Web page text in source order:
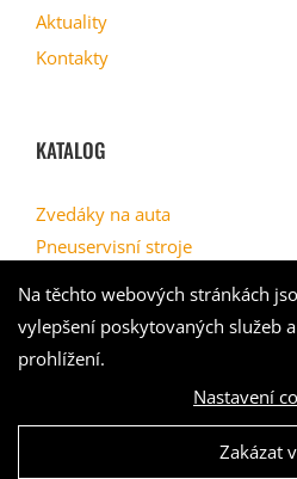
Aktuality
Kontakty
KATALOG
Zvedáky na auta
Pneuservisní stroje
Kompresory
Na těchto webových stránkách
vylepšení poskytovaných služeb
prohlížení.
Nastavení
Zakázat